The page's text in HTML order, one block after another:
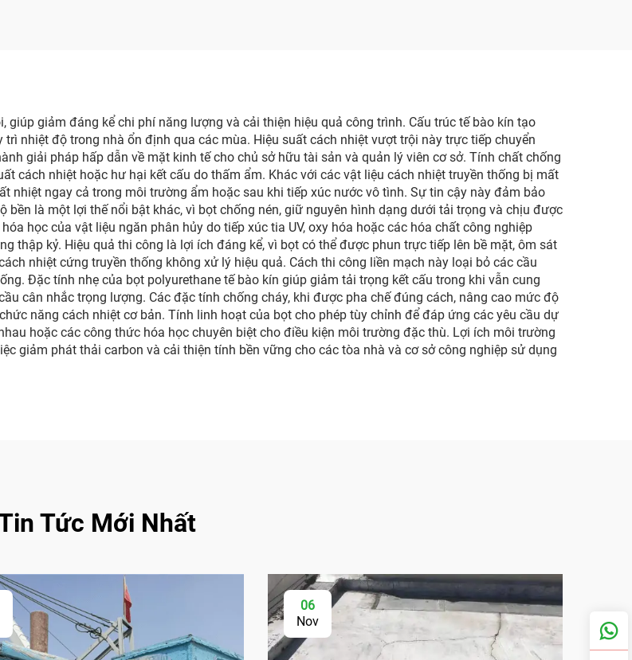
giảm đáng kể chi phí năng lượng và cải thiện hiệu quả công trình. Cấu trúc tế bào kín tạo
nhiệt độ trong nhà ổn định qua các mùa. Hiệu suất cách nhiệt vượt trội này trực tiếp chuyển
giải pháp hấp dẫn về mặt kinh tế cho chủ sở hữu tài sản và quản lý viên cơ sở. Tính chất chống
cách nhiệt hoặc hư hại kết cấu do thấm ẩm. Khác với các vật liệu cách nhiệt truyền thống bị mất
nhiệt ngay cả trong môi trường ẩm hoặc sau khi tiếp xúc nước vô tình. Sự tin cậy này đảm bảo
là một lợi thế nổi bật khác, vì bọt chống nén, giữ nguyên hình dạng dưới tải trọng và chịu được
học của vật liệu ngăn phân hủy do tiếp xúc tia UV, oxy hóa hoặc các hóa chất công nghiệp
thập kỷ. Hiệu quả thi công là lợi ích đáng kể, vì bọt có thể được phun trực tiếp lên bề mặt, ôm sát
nhiệt cứng truyền thống không xử lý hiệu quả. Cách thi công liền mạch này loại bỏ các cầu
Đặc tính nhẹ của bọt polyurethane tế bào kín giúp giảm tải trọng kết cấu trong khi vẫn cung
cân nhắc trọng lượng. Các đặc tính chống cháy, khi được pha chế đúng cách, nâng cao mức độ
năng cách nhiệt cơ bản. Tính linh hoạt của bọt cho phép tùy chỉnh để đáp ứng các yêu cầu dự
hoặc các công thức hóa học chuyên biệt cho điều kiện môi trường đặc thù. Lợi ích môi trường
giảm phát thải carbon và cải thiện tính bền vững cho các tòa nhà và cơ sở công nghiệp sử dụng
Tức Mới Nhất
06
Nov